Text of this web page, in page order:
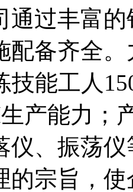
通过丰富
配备齐全
技能工人
产能力；
仪、振荡
的宗旨，